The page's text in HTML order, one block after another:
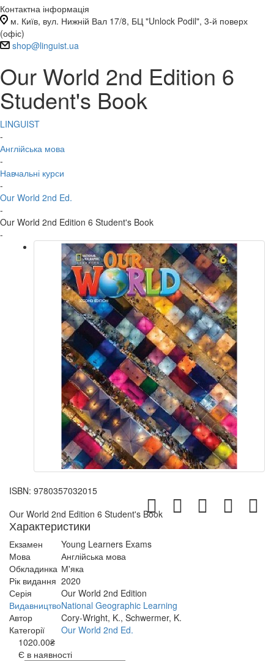
Контактна інформація
м. Київ, вул. Нижній Вал 17/8, БЦ "Unlock Podil", 3-й поверх
(офіс)
shop@linguist.ua
Our World 2nd Edition 6
Student's Book
LINGUIST
-
Англійська мова
-
Навчальні курси
-
Our World 2nd Ed.
-
Our World 2nd Edition 6 Student's Book
-
ISBN: 9780357032015
Our World 2nd Edition 6 Student's Book
Характеристики
Екзамен
Young Learners Exams
Мова
Англійська мова
Обкладинка М'яка
Рік видання 2020
Серія
Our World 2nd Edition
ВидавництвоNational Geographic Learning
Автор
Cory-Wright, K., Schwermer, K.
Категорії
Our World 2nd Ed.
1020.00₴
Є в наявності